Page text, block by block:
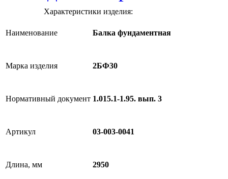
Характеристики изделия:
Наименование Балка фундаментная
Марка изделия 2БФ30
Нормативный документ 1.015.1-1.95. вып. 3
Артикул 03-003-0041
Длина, мм 2950